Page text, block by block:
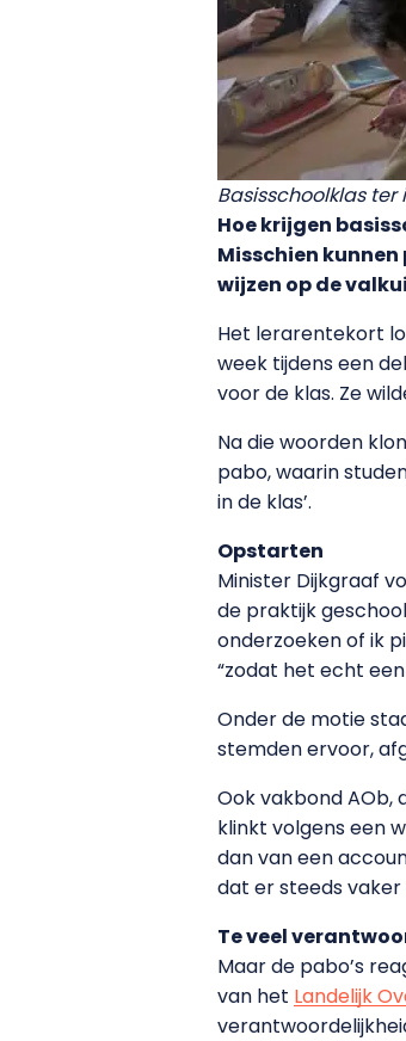
Basisschoolklas ter
Hoe krijgen
Misschien
wijzen op de
Het lerarentekort
week tijdens een
voor de klas. Ze
Na die woorden
pabo, waarin
in de klas’.
Opstarten
Minister Dijkgraaf
de praktijk
onderzoeken of ik
“zodat het echt
Onder de motie
stemden ervoor,
Ook vakbond
klinkt volgens een
dan van een
dat er steeds
Te veel
Maar de pabo’s
van het Landelijk